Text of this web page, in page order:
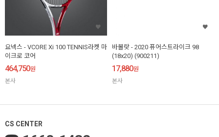
요넥스 - VCORE Xi 100 TENNIS라켓 마
이크로 코어
464,750원
본사
바볼랏 - 2020 퓨어스트라이크 98
(18x20) (900211)
17,880원
본사
CS CENTER